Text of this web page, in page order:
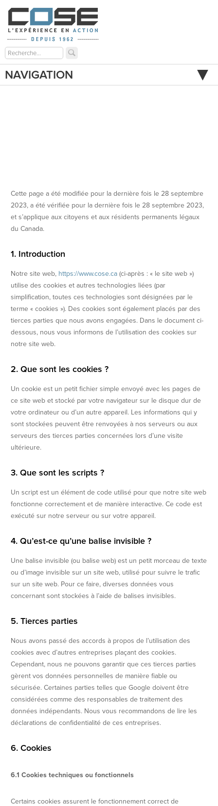
NAVIGATION
Cette page a été modifiée pour la dernière fois le 28 septembre
2023, a été vérifiée pour la dernière fois le 28 septembre 2023,
et s’applique aux citoyens et aux résidents permanents légaux
du Canada.
1. Introduction
Notre site web, https://www.cose.ca (ci-après : « le site web »)
utilise des cookies et autres technologies liées (par
simplification, toutes ces technologies sont désignées par le
terme « cookies »). Des cookies sont également placés par des
tierces parties que nous avons engagées. Dans le document ci-
dessous, nous vous informons de l’utilisation des cookies sur
notre site web.
2. Que sont les cookies ?
Un cookie est un petit fichier simple envoyé avec les pages de
ce site web et stocké par votre navigateur sur le disque dur de
votre ordinateur ou d’un autre appareil. Les informations qui y
sont stockées peuvent être renvoyées à nos serveurs ou aux
serveurs des tierces parties concernées lors d’une visite
ultérieure.
3. Que sont les scripts ?
Un script est un élément de code utilisé pour que notre site web
fonctionne correctement et de manière interactive. Ce code est
exécuté sur notre serveur ou sur votre appareil.
4. Qu’est-ce qu’une balise invisible ?
Une balise invisible (ou balise web) est un petit morceau de texte
ou d’image invisible sur un site web, utilisé pour suivre le trafic
sur un site web. Pour ce faire, diverses données vous
concernant sont stockées à l’aide de balises invisibles.
5. Tierces parties
Nous avons passé des accords à propos de l’utilisation des
cookies avec d’autres entreprises plaçant des cookies.
Cependant, nous ne pouvons garantir que ces tierces parties
gèrent vos données personnelles de manière fiable ou
sécurisée. Certaines parties telles que Google doivent être
considérées comme des responsables de traitement des
données indépendants. Nous vous recommandons de lire les
déclarations de confidentialité de ces entreprises.
6. Cookies
6.1 Cookies techniques ou fonctionnels
Certains cookies assurent le fonctionnement correct de